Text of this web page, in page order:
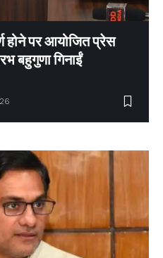
होने पर आयोजित प्रेस
बहुगुणा गिनाईं